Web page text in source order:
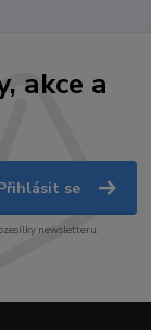
akce a
se
newsletteru.